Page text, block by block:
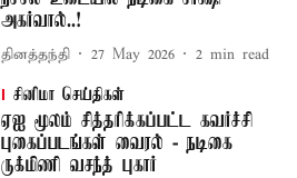
அகர்வால்..!
தினத்தந்தி 27 May 2026 2 min read
சினிமா செய்திகள்
ஏஐ மூலம் சித்தரிக்கப்பட்ட கவர்ச்சி
புகைப்படங்கள் வைரல் - நடிகை
ருக்மிணி வசந்த் புகார்